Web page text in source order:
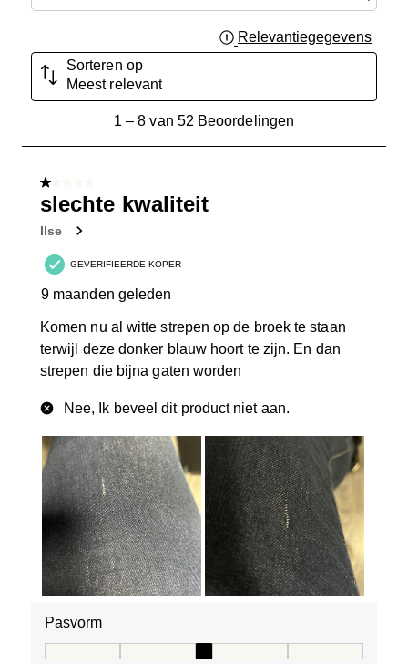
Relevantiegegevens
Sorteren op
Meest relevant
van
Beoordelingen.
1 – 8 van 52 Beoordelingen
1 van 5 sterren.
slechte kwaliteit
Ilse
GEVERIFIEERDE KOPER
9 maanden geleden
Komen nu al witte strepen op de broek te staan
terwijl deze donker blauw hoort te zijn. En dan
strepen die bijna gaten worden
Nee, Ik beveel dit product niet aan.
Pasvorm